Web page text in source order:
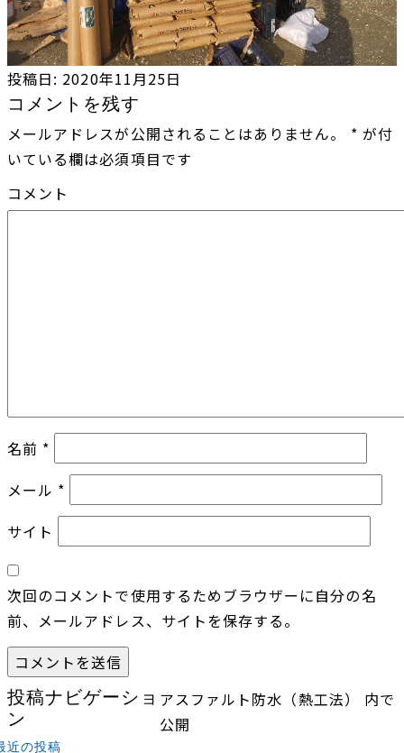
投稿日: 2020年11月25日
コメントを残す
メールアドレスが公開されることはありません。 * が付
いている欄は必須項目です
コメント
名前 *
メール *
サイト
次回のコメントで使用するためブラウザーに自分の名
前、メールアドレス、サイトを保存する。
投稿ナビゲーショ
ン
アスファルト防水（熱工法）
内で
公開
近の投稿